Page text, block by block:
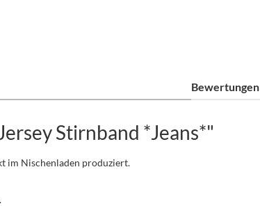
Bewertungen
Stirnband *Jeans*"
im Nischenladen produziert.